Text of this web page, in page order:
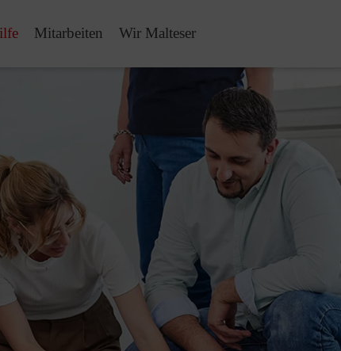
Mitarbeiten Wir Malteser